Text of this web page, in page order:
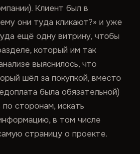
Клиент был в
они туда кликают?» и уже
ещё одну витрину, чтобы
который им так
выяснилось, что
шёл за покупкой, вместо
была обязательной)
сторонам, искать
в том числе
страницу о проекте.